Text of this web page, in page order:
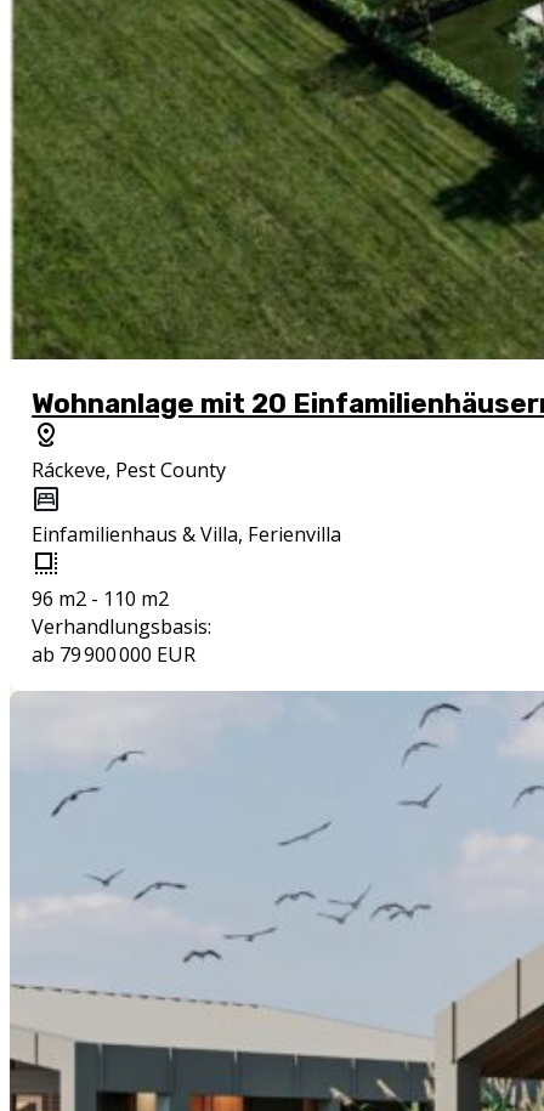
Wohnanlage mit 20
Ráckeve, Pest County
Einfamilienhaus & Villa, Ferienvilla
96 m2 - 110 m2
Verhandlungsbasis:
ab 79 900 000 EUR